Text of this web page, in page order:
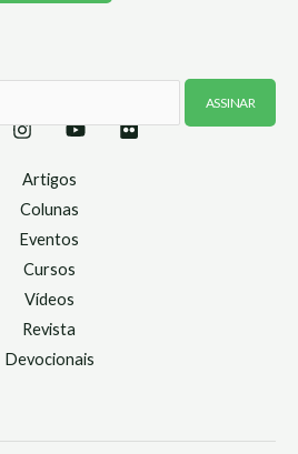
Artigos
Colunas
Eventos
Cursos
Vídeos
Revista
Devocionais